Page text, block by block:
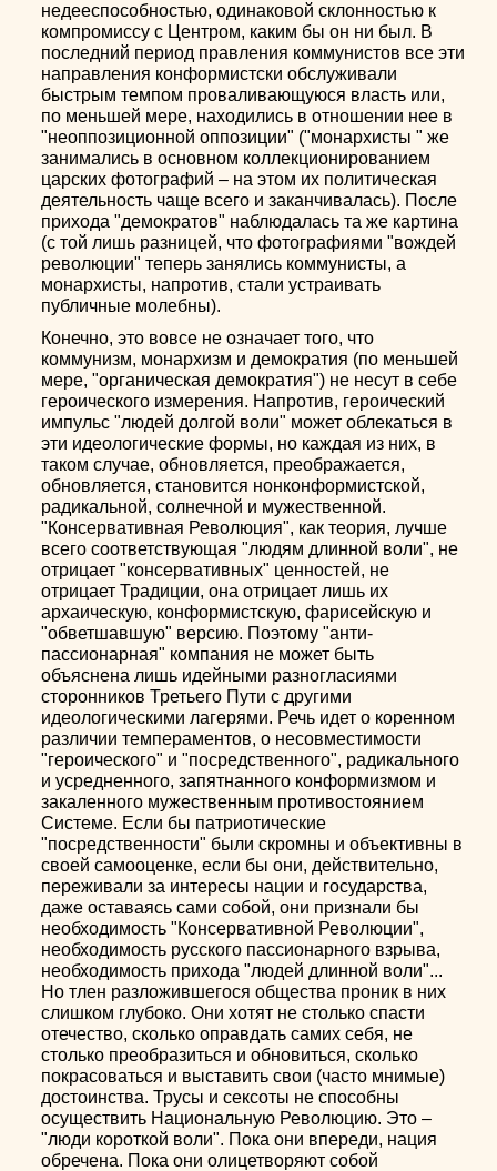
недееспособностью, одинаковой склонностью к
компромиссу с Центром, каким бы он ни был. В
последний период правления коммунистов все эти
направления конформистски обслуживали
быстрым темпом проваливающуюся власть или,
по меньшей мере, находились в отношении нее в
"неоппозиционной оппозиции" ("монархисты " же
занимались в основном коллекционированием
царских фотографий – на этом их политическая
деятельность чаще всего и заканчивалась). После
прихода "демократов" наблюдалась та же картина
(с той лишь разницей, что фотографиями "вождей
революции" теперь занялись коммунисты, а
монархисты, напротив, стали устраивать
публичные молебны).
Конечно, это вовсе не означает того, что
коммунизм, монархизм и демократия (по меньшей
мере, "органическая демократия") не несут в себе
героического измерения. Напротив, героический
импульс "людей долгой воли" может облекаться в
эти идеологические формы, но каждая из них, в
таком случае, обновляется, преображается,
обновляется, становится нонконформистской,
радикальной, солнечной и мужественной.
"Консервативная Революция", как теория, лучше
всего соответствующая "людям длинной воли", не
отрицает "консервативных" ценностей, не
отрицает Традиции, она отрицает лишь их
архаическую, конформистскую, фарисейскую и
"обветшавшую" версию. Поэтому "анти-
пассионарная" компания не может быть
объяснена лишь идейными разногласиями
сторонников Третьего Пути с другими
идеологическими лагерями. Речь идет о коренном
различии темпераментов, о несовместимости
"героического" и "посредственного", радикального
и усредненного, запятнанного конформизмом и
закаленного мужественным противостоянием
Системе. Если бы патриотические
"посредственности" были скромны и объективны в
своей самооценке, если бы они, действительно,
переживали за интересы нации и государства,
даже оставаясь сами собой, они признали бы
необходимость "Консервативной Революции",
необходимость русского пассионарного взрыва,
необходимость прихода "людей длинной воли"...
Но тлен разложившегося общества проник в них
слишком глубоко. Они хотят не столько спасти
отечество, сколько оправдать самих себя, не
столько преобразиться и обновиться, сколько
покрасоваться и выставить свои (часто мнимые)
достоинства. Трусы и сексоты не способны
осуществить Национальную Революцию. Это –
"люди короткой воли". Пока они впереди, нация
обречена. Пока они олицетворяют собой